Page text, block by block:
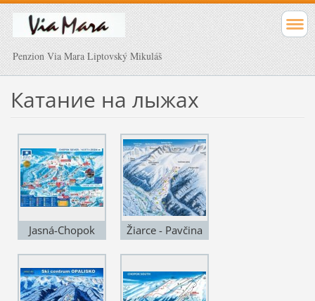
Penzion Via Mara Liptovský Mikuláš
Катание на лыжах
Jasná-Chopok
Žiarce - Pavčina